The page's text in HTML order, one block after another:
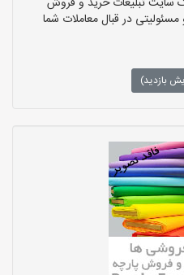
در قبال معاملات شما
بازدید)